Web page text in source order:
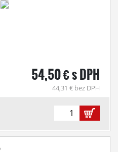
54,50 € s DPH
44,31 € bez DPH